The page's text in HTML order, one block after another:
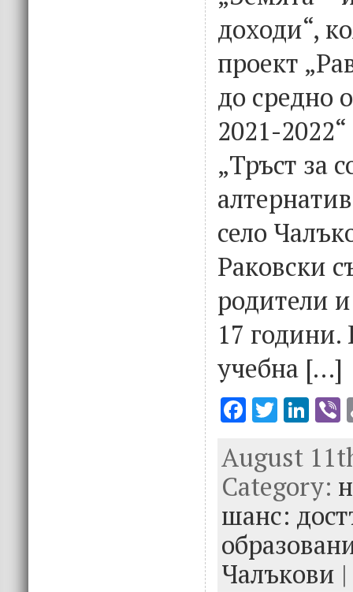
доходи“,
проект
до средно
2021-
„Тръст за
село
Раковски
родители
17
учебна […]
F
e
b
o
o
k
T
it
te
r
Li
k
e
dI
n
August
Category:
шанс:
Чалъкови |